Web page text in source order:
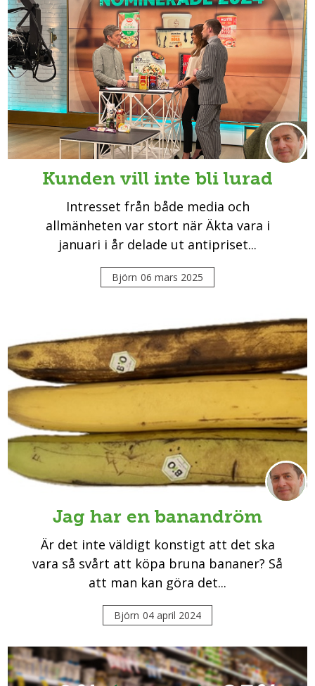
Kunden vill inte bli lurad
Intresset från både media och
allmänheten var stort när Äkta vara i
januari i år delade ut antipriset...
Björn 06 mars 2025
Jag har en banandröm
Är det inte väldigt konstigt att det ska
vara så svårt att köpa bruna bananer? Så
att man kan göra det...
Björn 04 april 2024